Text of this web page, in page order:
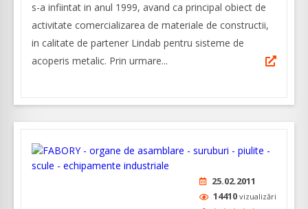
s-a infiintat in anul 1999, avand ca principal obiect de
activitate comercializarea de materiale de constructii,
in calitate de partener Lindab pentru sisteme de
acoperis metalic. Prin urmare...
25.02.2011
14410 vizualizări